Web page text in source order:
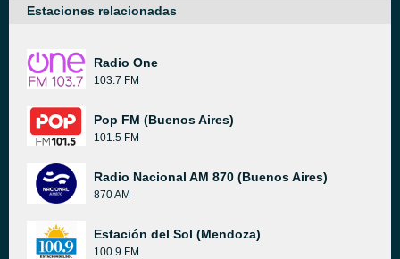
Estaciones relacionadas
Radio One
103.7 FM
Pop FM (Buenos Aires)
101.5 FM
Radio Nacional AM 870 (Buenos Aires)
870 AM
Estación del Sol (Mendoza)
100.9 FM